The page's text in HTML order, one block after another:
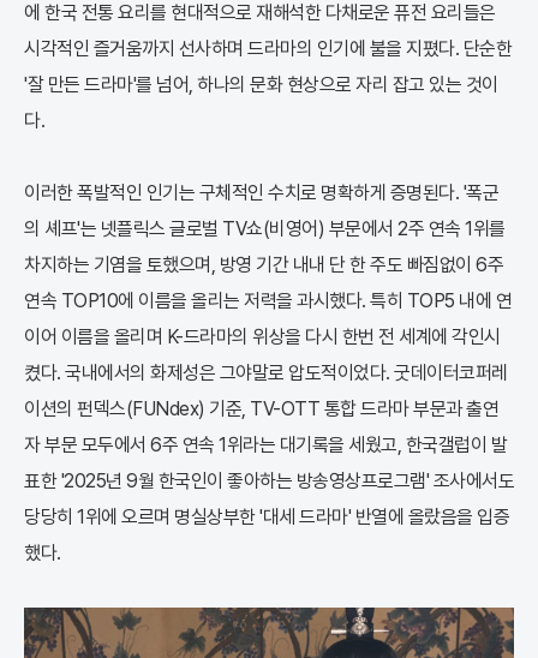
에 한국 전통 요리를 현대적으로 재해석한 다채로운 퓨전 요리들은
시각적인 즐거움까지 선사하며 드라마의 인기에 불을 지폈다. 단순한
'잘 만든 드라마'를 넘어, 하나의 문화 현상으로 자리 잡고 있는 것이
다.
이러한 폭발적인 인기는 구체적인 수치로 명확하게 증명된다. '폭군
의 셰프'는 넷플릭스 글로벌 TV쇼(비영어) 부문에서 2주 연속 1위를
차지하는 기염을 토했으며, 방영 기간 내내 단 한 주도 빠짐없이 6주
연속 TOP10에 이름을 올리는 저력을 과시했다. 특히 TOP5 내에 연
이어 이름을 올리며 K-드라마의 위상을 다시 한번 전 세계에 각인시
켰다. 국내에서의 화제성은 그야말로 압도적이었다. 굿데이터코퍼레
이션의 펀덱스(FUNdex) 기준, TV-OTT 통합 드라마 부문과 출연
자 부문 모두에서 6주 연속 1위라는 대기록을 세웠고, 한국갤럽이 발
표한 '2025년 9월 한국인이 좋아하는 방송영상프로그램' 조사에서도
당당히 1위에 오르며 명실상부한 '대세 드라마' 반열에 올랐음을 입증
했다.